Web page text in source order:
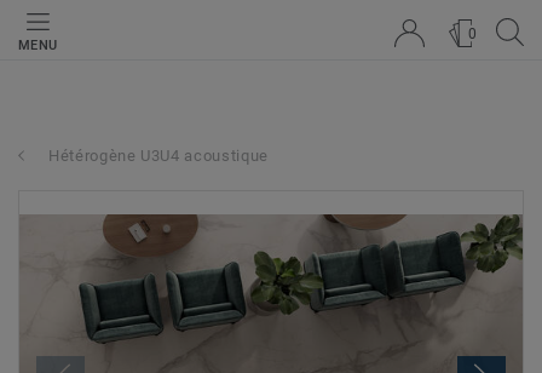
MENU
0
Hétérogène U3U4 acoustique